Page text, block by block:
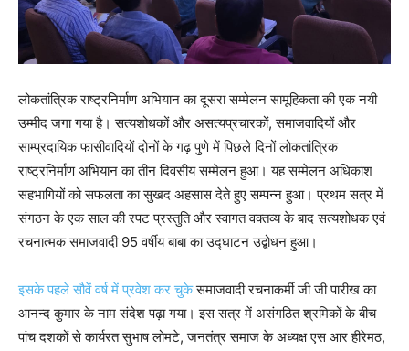
लोकतांत्रिक राष्ट्रनिर्माण अभियान का दूसरा सम्मेलन सामूहिकता की एक नयी
उम्मीद जगा गया है। सत्यशोधकों और असत्यप्रचारकों, समाजवादियों और
साम्प्रदायिक फासीवादियों दोनों के गढ़ पुणे में पिछले दिनों लोकतांत्रिक
राष्ट्रनिर्माण अभियान का तीन दिवसीय सम्मेलन हुआ। यह सम्मेलन अधिकांश
सहभागियों को सफलता का सुखद अहसास देते हुए सम्पन्न हुआ। प्रथम सत्र में
संगठन के एक साल की रपट प्रस्तुति और स्वागत वक्तव्य के बाद सत्यशोधक एवं
रचनात्मक समाजवादी 95 वर्षीय बाबा का उद्घाटन उद्बोधन हुआ।
इसके पहले सौवें वर्ष में प्रवेश कर चुकेसमाजवादी रचनाकर्मी जी जी पारीख का
आनन्द कुमार के नाम संदेश पढ़ा गया। इस सत्र में असंगठित श्रमिकों के बीच
पांच दशकों से कार्यरत सुभाष लोमटे, जनतंत्र समाज के अध्यक्ष एस आर हीरेमठ,